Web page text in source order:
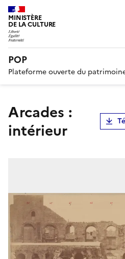
MINISTÈRE
DE LA CULTURE
POP
Plateforme ouverte du
Arcades :
intérieur